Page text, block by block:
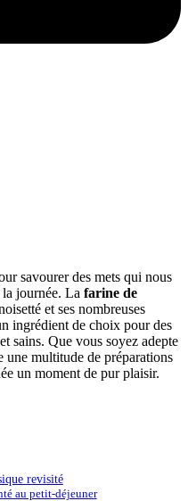
savourer des mets qui nous
journée. La farine de
et ses nombreuses
ingrédient de choix pour des
sains. Que vous soyez adepte
une multitude de préparations
un moment de pur plaisir.
revisité
au petit-déjeuner